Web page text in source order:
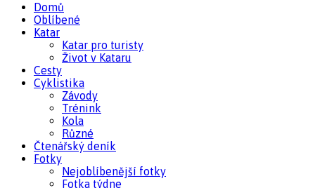
Domů
Oblíbené
Katar
Katar pro turisty
Život v Kataru
Cesty
Cyklistika
Závody
Trénink
Kola
Různé
Čtenářský deník
Fotky
Nejoblíbenější fotky
Fotka týdne